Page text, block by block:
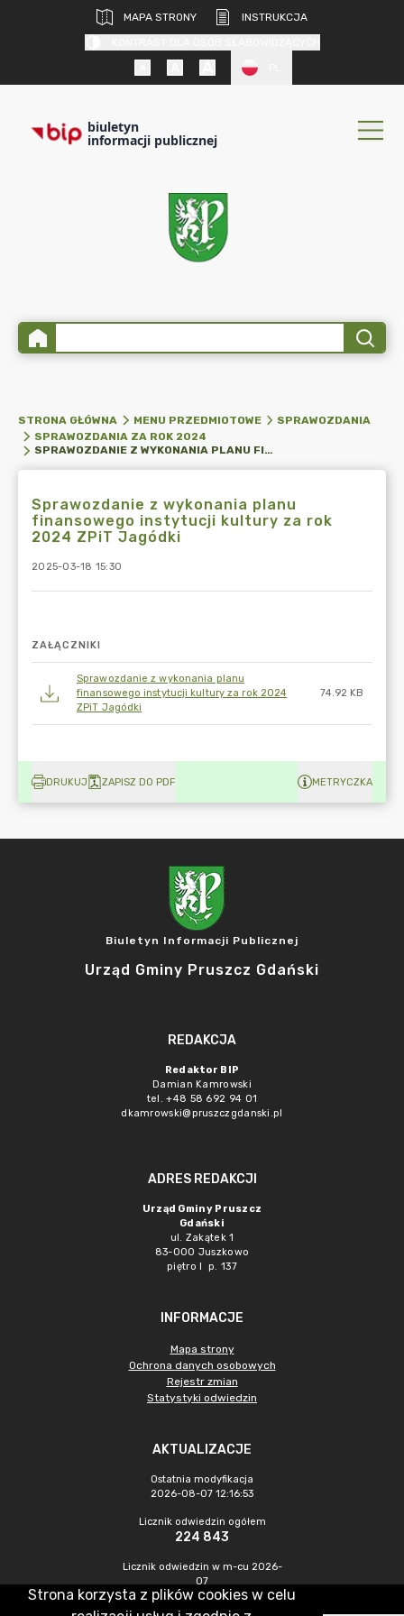
MAPA STRONY
INSTRUKCJA
biuletyn
informacji publicznej
STRONA GŁÓWNA MENU PRZEDMIOTOWE
SPRAWOZDANIA
SPRAWOZDANIA ZA ROK 2024
SPRAWOZDANIE Z WYKONANIA PLANU FINANSOWEGO INSTYTUCJI KULTURY ZA ROK 2024 ZPIT JAGÓDKI
Sprawozdanie z wykonania planu
finansowego instytucji kultury za rok
2024 ZPiT Jagódki
2025-03-18 15:30
ZAŁĄCZNIKI
Sprawozdanie z wykonania planu
finansowego instytucji kultury za rok 2024
ZPiT Jagódki
74.92 KB
DRUKUJ ZAPISZ DO PDF METRYCZKA
Biuletyn Informacji Publicznej
Urząd Gminy Pruszcz Gdański
REDAKCJA
Redaktor BIP
Damian Kamrowski
tel. +48 58 692 94 01
dkamrowski@pruszczgdanski.pl
ADRES REDAKCJI
Urząd Gminy Pruszcz
Gdański
ul. Zakątek 1
83-000 Juszkowo
piętro I p. 137
INFORMACJE
Mapa strony
Ochrona danych osobowych
Rejestr zmian
Statystyki odwiedzin
AKTUALIZACJE
Ostatnia modyfikacja
2026-08-07 12:16:53
Licznik odwiedzin ogółem
224 843
Licznik odwiedzin w m-cu 2026-
07
996
Strona korzysta z plików cookies w celu